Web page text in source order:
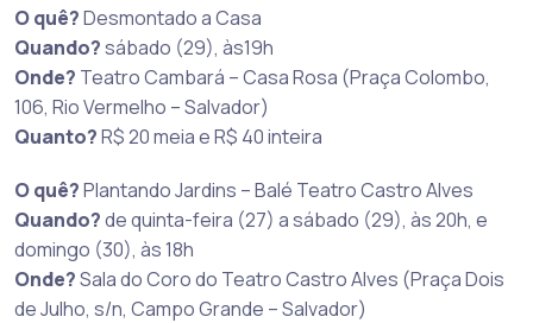
O quê?Desmontado a Casa
Quando?sábado (29), às19h
Onde? Teatro Cambará – Casa Rosa (Praça Colombo,
106, Rio Vermelho – Salvador)
Quanto?R$ 20 meia e R$ 40 inteira
O quê?Plantando Jardins – Balé Teatro Castro Alves
Quando?de quinta-feira (27) a sábado (29), às 20h, e
domingo (30), às 18h
Onde?Sala do Coro do Teatro Castro Alves (Praça Dois
de Julho, s/n, Campo Grande – Salvador)